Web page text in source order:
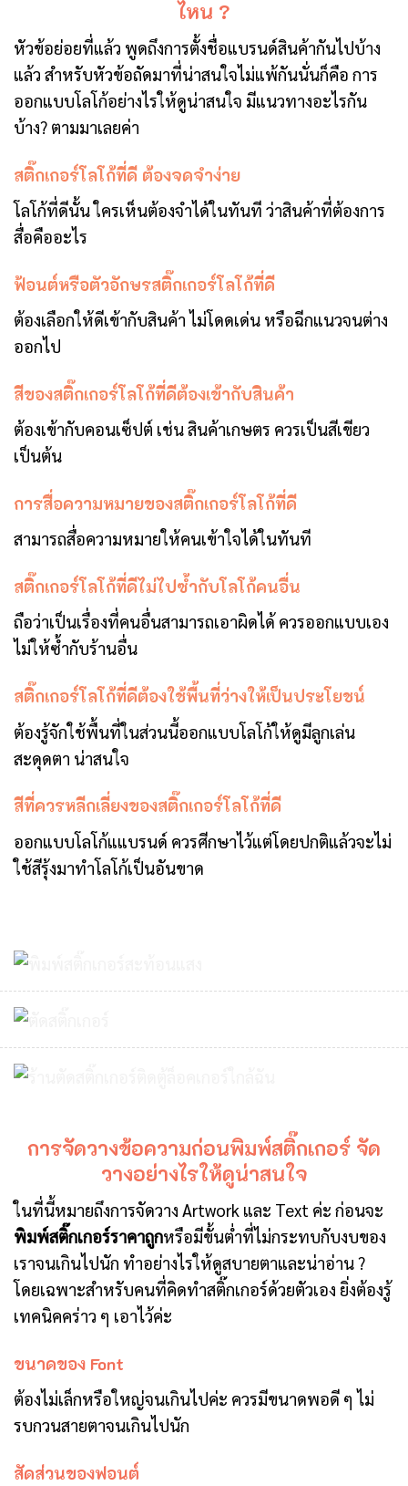
ไหน ?
หัวข้อย่อยที่แล้ว พูดถึงการตั้งชื่อแบรนด์สินค้ากันไปบ้าง
แล้ว สำหรับหัวข้อถัดมาที่น่าสนใจไม่แพ้กันนั่นก็คือ การ
ออกแบบโลโก้อย่างไรให้ดูน่าสนใจ มีแนวทางอะไรกัน
บ้าง? ตามมาเลยค่า
สติ๊กเกอร์โลโก้ที่ดี ต้องจดจำง่าย
โลโก้ที่ดีนั้น ใครเห็นต้องจำได้ในทันที ว่าสินค้าที่ต้องการ
สื่อคืออะไร
ฟ้อนต์หรือตัวอักษรสติ๊กเกอร์โลโก้ที่ดี
ต้องเลือกให้ดีเข้ากับสินค้า ไม่โดดเด่น หรือฉีกแนวจนต่าง
ออกไป
สีของสติ๊กเกอร์โลโก้ที่ดีต้องเข้ากับสินค้า
ต้องเข้ากับคอนเซ็ปต์ เช่น สินค้าเกษตร ควรเป็นสีเขียว
เป็นต้น
การสื่อความหมายของสติ๊กเกอร์โลโก้ที่ดี
สามารถสื่อความหมายให้คนเข้าใจได้ในทันที
สติ๊กเกอร์โลโก้ที่ดีไม่ไปซ้ำกับโลโก้คนอื่น
ถือว่าเป็นเรื่องที่คนอื่นสามารถเอาผิดได้ ควรออกแบบเอง
ไม่ให้ซ้ำกับร้านอื่น
สติ๊กเกอร์โลโก้ที่ดีต้องใช้พื้นที่ว่างให้เป็นประโยชน์
ต้องรู้จักใช้พื้นที่ในส่วนนี้ออกแบบโลโก้ให้ดูมีลูกเล่น
สะดุดตา น่าสนใจ
สีที่ควรหลีกเลี่ยงของสติ๊กเกอร์โลโก้ที่ดี
ออกแบบโลโก้แแบรนด์ ควรศีกษาไว้แต่โดยปกติแล้วจะไม่
ใช้สีรุ้งมาทำโลโก้เป็นอันขาด
การจัดวางข้อความก่อนพิมพ์สติ๊กเกอร์ จัด
วางอย่างไรให้ดูน่าสนใจ
ในที่นี้หมายถึงการจัดวาง Artwork และ Text ค่ะ ก่อนจะ
พิมพ์สติ๊กเกอร์ราคาถูกหรือมีขั้นต่ำที่ไม่กระทบกับงบของ
เราจนเกินไปนัก ทำอย่างไรให้ดูสบายตาและน่าอ่าน ?
โดยเฉพาะสำหรับคนที่คิดทำสติ๊กเกอร์ด้วยตัวเอง ยิ่งต้องรู้
เทคนิคคร่าว ๆ เอาไว้ค่ะ
ขนาดของ Font
ต้องไม่เล็กหรือใหญ่จนเกินไปค่ะ ควรมีขนาดพอดี ๆ ไม่
รบกวนสายตาจนเกินไปนัก
สัดส่วนของฟอนต์